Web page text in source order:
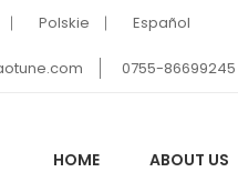
Polskie Español
0755-86699245
HOME ABOUT US